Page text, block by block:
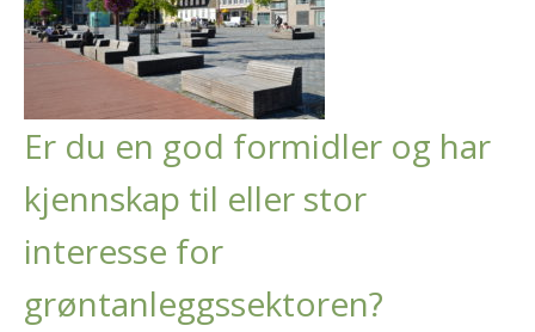
Er du en god formidler og har
kjennskap til eller stor
interesse for
grøntanleggssektoren?